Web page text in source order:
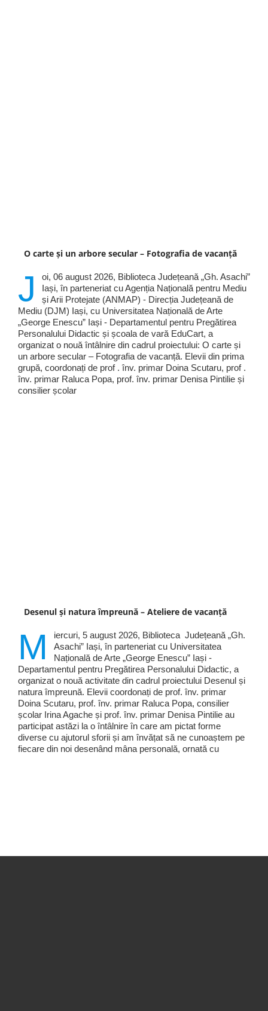
O carte și un arbore secular – Fotografia de vacanță
J
oi, 06 august 2026, Biblioteca Județeană „Gh. Asachi”
Iași, în parteneriat cu Agenția Națională pentru Mediu
și Arii Protejate (ANMAP) - Direcția Județeană de
Mediu (DJM) Iași, cu Universitatea Națională de Arte
„George Enescu” Iași - Departamentul pentru Pregătirea
Personalului Didactic și școala de vară EduCart, a
organizat o nouă întâlnire din cadrul proiectului: O carte și
un arbore secular – Fotografia de vacanță. Elevii din prima
grupă, coordonați de prof . înv. primar Doina Scutaru, prof .
înv. primar Raluca Popa, prof. înv. primar Denisa Pintilie și
consilier școlar
Desenul și natura împreună – Ateliere de vacanță
M
iercuri, 5 august 2026, Biblioteca Județeană „Gh.
Asachi” Iași, în parteneriat cu Universitatea
Națională de Arte „George Enescu” Iași -
Departamentul pentru Pregătirea Personalului Didactic, a
organizat o nouă activitate din cadrul proiectului Desenul și
natura împreună. Elevii coordonați de prof. înv. primar
Doina Scutaru, prof. înv. primar Raluca Popa, consilier
școlar Irina Agache și prof. înv. primar Denisa Pintilie au
participat astăzi la o întâlnire în care am pictat forme
diverse cu ajutorul sforii și am învățat să ne cunoaștem pe
fiecare din noi desenând mâna personală, ornată cu